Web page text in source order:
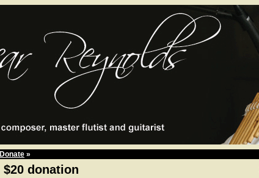
Donate »
$20 donation